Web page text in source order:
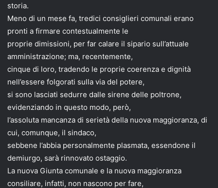
storia.
Meno di un mese fa, tredici consiglieri comunali erano
pronti a firmare contestualmente le
proprie dimissioni, per far calare il sipario sull’attuale
amministrazione; ma, recentemente,
cinque di loro, tradendo le proprie coerenza e dignità
nell’essere folgorati sulla via del potere,
si sono lasciati sedurre dalle sirene delle poltrone,
evidenziando in questo modo, però,
l’assoluta mancanza di serietà della nuova maggioranza, di
cui, comunque, il sindaco,
sebbene l’abbia personalmente plasmata, essendone il
demiurgo, sarà rinnovato ostaggio.
La nuova Giunta comunale e la nuova maggioranza
consiliare, infatti, non nascono per fare,